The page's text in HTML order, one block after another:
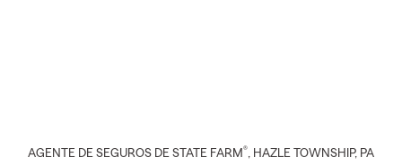
AGENTE DE SEGUROS DE STATE FARM®, HAZLE TOWNSHIP, PA